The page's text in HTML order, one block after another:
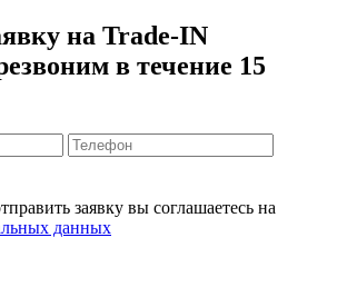
на Trade-IN
в течение 15
заявку вы соглашаетесь на
данных